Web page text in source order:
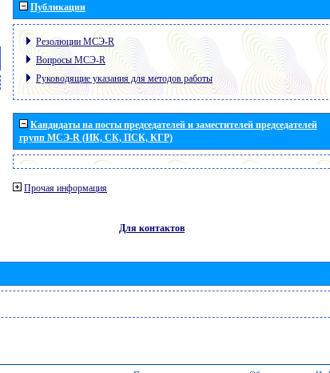
Публикации
Резолюции МСЭ-R
Вопросы МСЭ-R
Руководящие указания для методов работы
Кандидаты на посты председателей и заместителей председателей
групп МСЭ-R (ИК, СК, ПСК, КГР)
Прочая информация
Для контактов